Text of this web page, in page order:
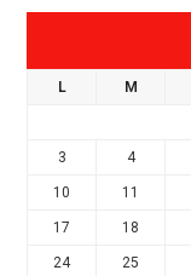
L M
3 4
10 11
17 18
24 25